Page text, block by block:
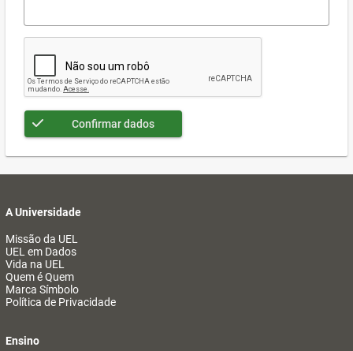
Confirmar dados
A Universidade
Missão da UEL
UEL em Dados
Vida na UEL
Quem é Quem
Marca Símbolo
Política de Privacidade
Ensino